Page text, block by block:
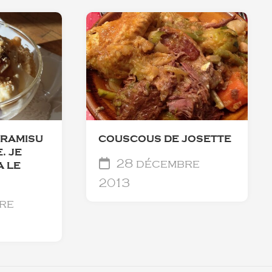
JE
LE
COUSCOUS DE JOSETTE
28 décembre
2013